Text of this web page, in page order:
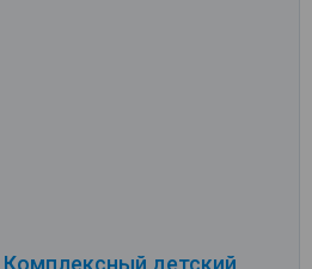
Комплексный детский